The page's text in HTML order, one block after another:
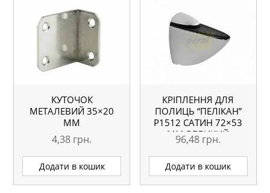
КУТОЧОК
МЕТАЛЕВИЙ 35×20
ММ
4,38 грн.
Додати в кошик
КРІПЛЕННЯ ДЛЯ
ПОЛИЦЬ “ПЕЛІКАН”
Р1512 САТИН 72×53
ММ ВЕЛИКИЙ
96,48 грн.
Додати в кошик